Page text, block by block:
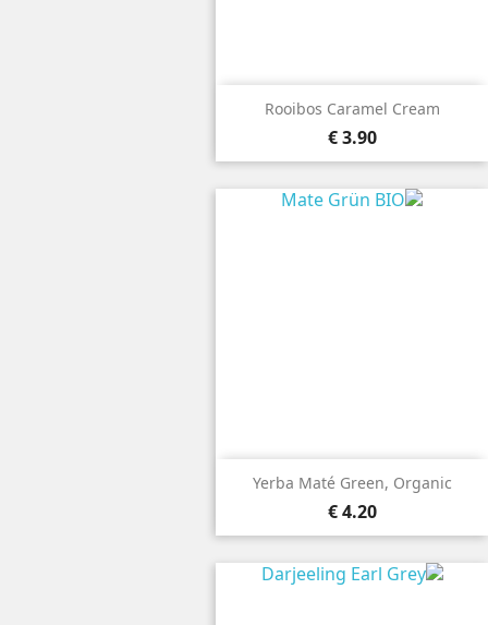
Rooibos Caramel Cream
3.90 €
Yerba Maté Green, Organic
4.20 €